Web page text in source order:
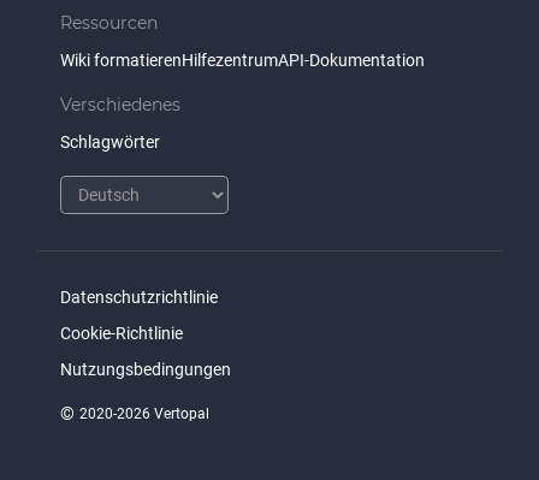
Ressourcen
Wiki formatierenHilfezentrumAPI-Dokumentation
Verschiedenes
Schlagwörter
Datenschutzrichtlinie
Cookie-Richtlinie
Nutzungsbedingungen
© 2020-2026 Vertopal